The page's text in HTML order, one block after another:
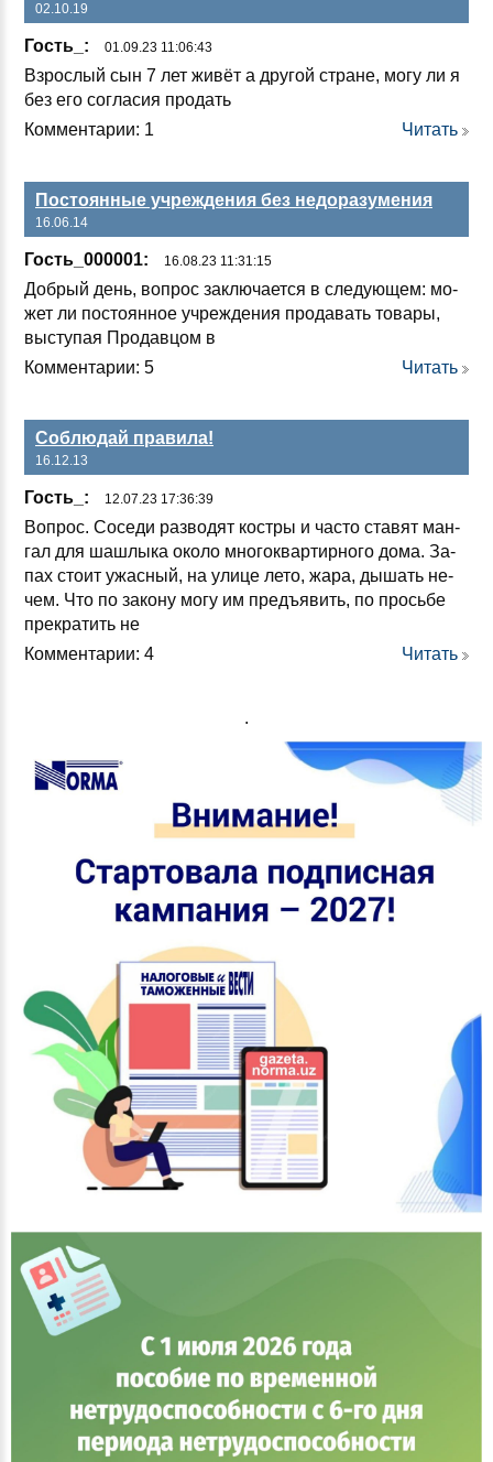
02.10.19
Гость_: 01.09.23 11:06:43
Взрос­лый сын 7 лет жи­вёт а дру­гой стра­не, мо­гу ли я
без его сог­ла­сия про­дать
Комментарии: 1
Читать
Постоянные учреждения без недоразумения
16.06.14
Гость_000001: 16.08.23 11:31:15
Доб­рый день, воп­рос зак­лю­ча­ет­ся в сле­ду­ющем: мо­
жет ли пос­то­ян­ное уч­реж­де­ния про­да­вать то­ва­ры,
выс­ту­пая Про­дав­цом в
Комментарии: 5
Читать
Соблюдай правила!
16.12.13
Гость_: 12.07.23 17:36:39
Воп­рос. Со­се­ди раз­во­дят кос­тры и час­то ста­вят ман­
гал для шаш­лы­ка око­ло мно­гок­вар­тир­но­го до­ма. За­
пах сто­ит ужас­ный, на ули­це ле­то, жа­ра, ды­шать не­
чем. Что по за­ко­ну мо­гу им предъ­явить, по прось­бе
прек­ра­тить не
Комментарии: 4
Читать
.